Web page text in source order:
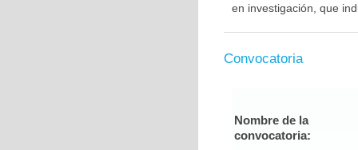
en investigación, que
Convocatoria
Nombre de la
convocatoria: